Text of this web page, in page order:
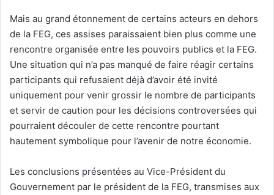
Mais au grand étonnement de certains acteurs en dehors
de la FEG, ces assises paraissaient bien plus comme une
rencontre organisée entre les pouvoirs publics et la FEG.
Une situation qui n’a pas manqué de faire réagir certains
participants qui refusaient déjà d’avoir été invité
uniquement pour venir grossir le nombre de participants
et servir de caution pour les décisions controversées qui
pourraient découler de cette rencontre pourtant
hautement symbolique pour l’avenir de notre économie.
Les conclusions présentées au Vice-Président du
Gouvernement par le président de la FEG, transmises aux